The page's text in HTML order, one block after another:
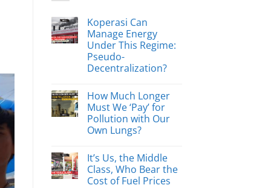
Koperasi Can
Manage Energy
Under This Regime:
Pseudo-
Decentralization?
How Much Longer
Must We ‘Pay’ for
Pollution with Our
Own Lungs?
It’s Us, the Middle
Class, Who Bear the
Cost of Fuel Prices